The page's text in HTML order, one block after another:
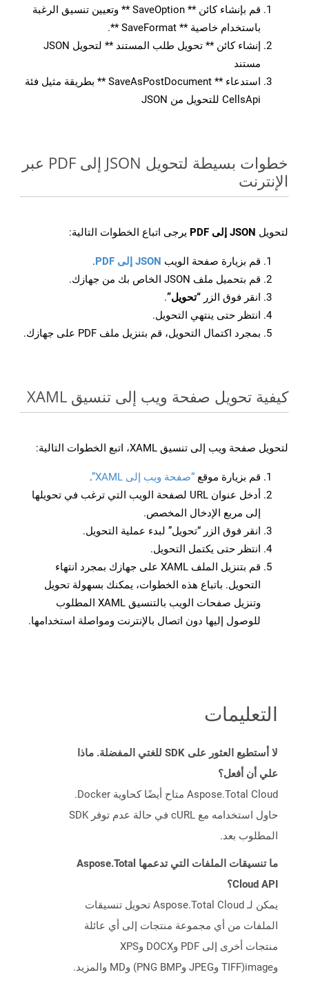
قم بإنشاء كائن ** SaveOption ** وتعيين تنسيق الرغبة
باستخدام خاصية ** SaveFormat **.
إنشاء كائن ** تحويل طلب المستند ** لتحويل JSON
مستند
استدعاء ** SaveAsPostDocument ** بطريقة مثيل فئة
CellsApi للتحويل من JSON
خطوات بسيطة لتحويل JSON إلى PDF عبر
الإنترنت
لتحويل JSON إلى PDF يرجى اتباع الخطوات التالية:
قم بزيارة صفحة الويب JSON إلى PDF
.
قم بتحميل ملف JSON الخاص بك من جهازك.
انقر فوق الزر “تحويل”.
انتظر حتى ينتهي التحويل.
بمجرد اكتمال التحويل، قم بتنزيل ملف PDF على جهازك.
كيفية تحويل صفحة ويب إلى تنسيق XAML
لتحويل صفحة ويب إلى تنسيق XAML، اتبع الخطوات التالية:
قم بزيارة موقع “صفحة ويب إلى XAML”
.
أدخل عنوان URL لصفحة الويب التي ترغب في تحويلها
إلى مربع الإدخال المخصص.
انقر فوق الزر “تحويل” لبدء عملية التحويل.
انتظر حتى يكتمل التحويل.
قم بتنزيل الملف XAML على جهازك بمجرد انتهاء
التحويل. باتباع هذه الخطوات، يمكنك بسهولة تحويل
وتنزيل صفحات الويب بالتنسيق XAML المطلوب
للوصول إليها دون اتصال بالإنترنت ومواصلة استخدامها.
التعليمات
لا أستطيع العثور على SDK للغتي المفضلة. ماذا
علي أن أفعل؟
Aspose.Total Cloud متاح أيضًا كحاوية Docker.
حاول استخدامه مع cURL في حالة عدم توفر SDK
المطلوب بعد.
ما تنسيقات الملفات التي تدعمها Aspose.Total
Cloud API؟
يمكن لـ Aspose.Total Cloud تحويل تنسيقات
الملفات من أي مجموعة منتجات إلى أي عائلة
منتجات أخرى إلى PDF وDOCX وXPS
وimage(TIFF وJPEG وPNG BMP) وMD والمزيد.